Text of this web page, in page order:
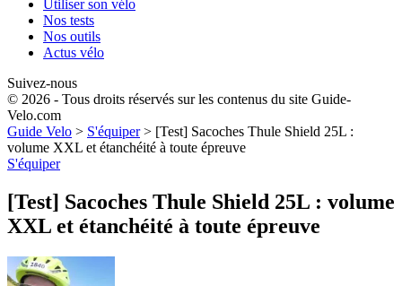
Utiliser son vélo
Nos tests
Nos outils
Actus vélo
Suivez-nous
© 2026 - Tous droits réservés sur les contenus du site Guide-
Velo.com
Guide Velo > S'équiper> [Test] Sacoches Thule Shield 25L :
volume XXL et étanchéité à toute épreuve
S'équiper
[Test] Sacoches Thule Shield 25L : volume
XXL et étanchéité à toute épreuve